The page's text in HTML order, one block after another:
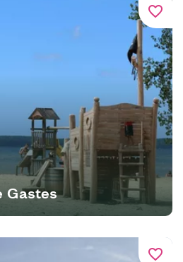
favorite_border
Gastes
favorite_border